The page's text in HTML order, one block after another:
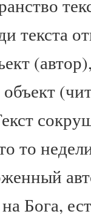
текста
то
Бога,